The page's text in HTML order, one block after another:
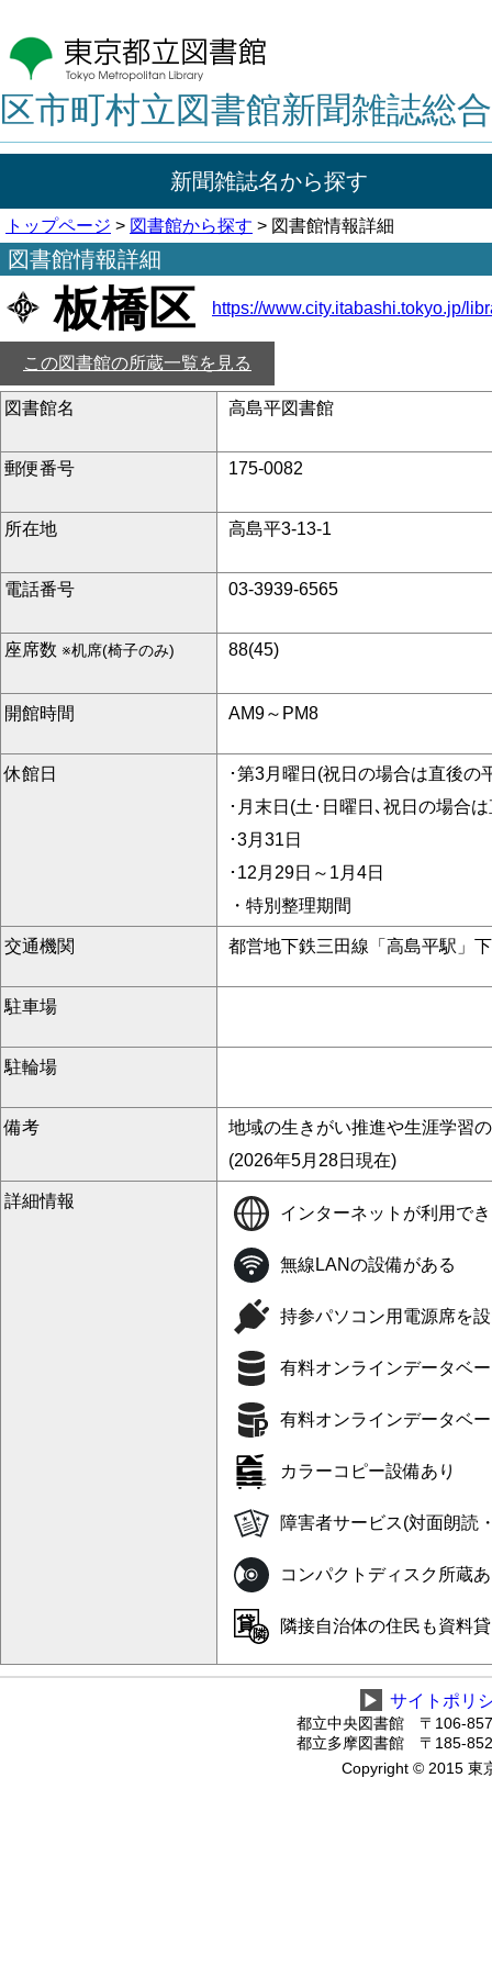
区市町村立図書館新聞雑誌総
新聞雑誌名から探す
トップページ > 図書館から探す > 図書館情報詳細
図書館情報詳細
板橋区 https://www.city.itabashi.tokyo.jp/
この図書館の所蔵一覧を見る
図書館名 高島平図書館
郵便番号 175-0082
所在地 高島平3-13-1
電話番号 03-3939-6565
座席数 ※机席(椅子のみ) 88(45)
開館時間 AM9～PM8
休館日
･第3月曜日(祝日の場合は直後の
･月末日(土･日曜日､祝日の場合
･3月31日
･12月29日～1月4日
・特別整理期間
交通機関 都営地下鉄三田線「高島平駅」
駐車場
駐輪場
備考
地域の生きがい推進や生涯学習
(2026年5月28日現在)
詳細情報
インターネットが利用で
無線LANの設備がある
持参パソコン用電源席を
有料オンラインデータベ
有料オンラインデータベ
カラーコピー設備あり
障害者サービス(対面朗読
コンパクトディスク所蔵
隣接自治体の住民も資料
▶ サイトポリ
都立中央図書館 〒106-
都立多摩図書館 〒185-
Copyright © 2015 東